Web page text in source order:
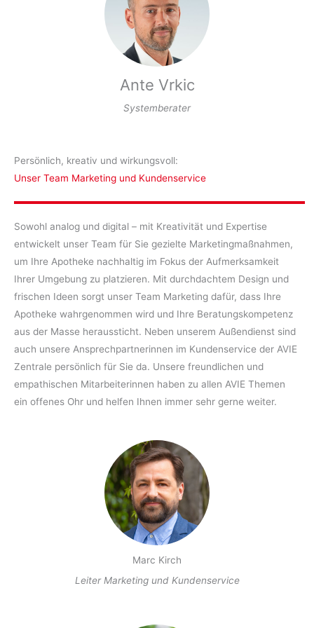
Ante Vrkic
Systemberater
Persönlich, kreativ und wirkungsvoll:
Unser Team Marketing und Kundenservice
Sowohl analog und digital – mit Kreativität und Expertise
entwickelt unser Team für Sie gezielte Marketingmaßnahmen,
um Ihre Apotheke nachhaltig im Fokus der Aufmerksamkeit
Ihrer Umgebung zu platzieren. Mit durchdachtem Design und
frischen Ideen sorgt unser Team Marketing dafür, dass Ihre
Apotheke wahrgenommen wird und Ihre Beratungskompetenz
aus der Masse heraussticht. Neben unserem Außendienst sind
auch unsere Ansprechpartnerinnen im Kundenservice der AVIE
Zentrale persönlich für Sie da. Unsere freundlichen und
empathischen Mitarbeiterinnen haben zu allen AVIE Themen
ein offenes Ohr und helfen Ihnen immer sehr gerne weiter.
Marc Kirch
Leiter Marketing und Kundenservice